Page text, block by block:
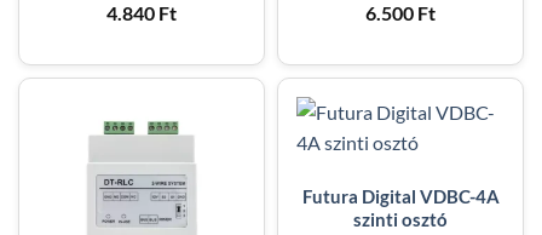
4.840 Ft 6.500 Ft
Futura Digital VDBC-4A
szinti osztó